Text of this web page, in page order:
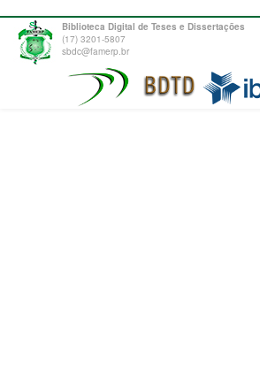
Biblioteca Digital de Teses e Dissertações
(17) 3201-5807
sbdc@famerp.br